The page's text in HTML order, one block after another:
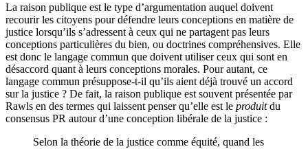
La raison publique est le type d’argumentation auquel doivent
recourir les citoyens pour défendre leurs conceptions en matière de
justice lorsqu’ils s’adressent à ceux qui ne partagent pas leurs
conceptions particulières du bien, ou doctrines compréhensives. Elle
est donc le langage commun que doivent utiliser ceux qui sont en
désaccord quant à leurs conceptions morales. Pour autant, ce
langage commun présuppose-t-il qu’ils aient déjà trouvé un accord
sur la justice ? De fait, la raison publique est souvent présentée par
Rawls en des termes qui laissent penser qu’elle est le produitdu
consensus PR autour d’une conception libérale de la justice :
Selon la théorie de la justice comme équité, quand les